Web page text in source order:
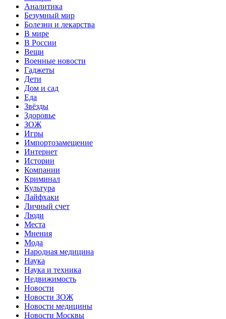
Аналитика
Безумный мир
Болезни и лекарства
В мире
В России
Вещи
Военные новости
Гаджеты
Дети
Дом и сад
Еда
Звёзды
Здоровье
ЗОЖ
Игры
Импортозамещение
Интернет
Истории
Компании
Криминал
Культура
Лайфхаки
Личный счет
Люди
Места
Мнения
Мода
Народная медицина
Наука
Наука и техника
Недвижимость
Новости
Новости ЗОЖ
Новости медицины
Новости Москвы